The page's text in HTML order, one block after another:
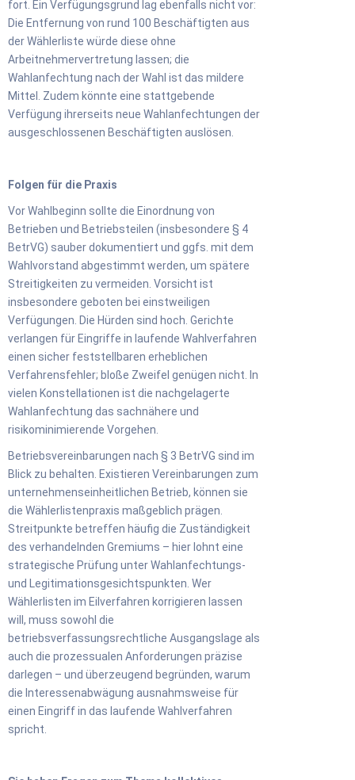
fort. Ein Verfügungsgrund lag ebenfalls nicht vor:
Die Entfernung von rund 100 Beschäftigten aus
der Wählerliste würde diese ohne
Arbeitnehmervertretung lassen; die
Wahlanfechtung nach der Wahl ist das mildere
Mittel. Zudem könnte eine stattgebende
Verfügung ihrerseits neue Wahlanfechtungen der
ausgeschlossenen Beschäftigten auslösen.
Folgen für die Praxis
Vor Wahlbeginn sollte die Einordnung von
Betrieben und Betriebsteilen (insbesondere § 4
BetrVG) sauber dokumentiert und ggfs. mit dem
Wahlvorstand abgestimmt werden, um spätere
Streitigkeiten zu vermeiden. Vorsicht ist
insbesondere geboten bei einstweiligen
Verfügungen. Die Hürden sind hoch. Gerichte
verlangen für Eingriffe in laufende Wahlverfahren
einen sicher feststellbaren erheblichen
Verfahrensfehler; bloße Zweifel genügen nicht. In
vielen Konstellationen ist die nachgelagerte
Wahlanfechtung das sachnähere und
risikominimierende Vorgehen.
Betriebsvereinbarungen nach § 3 BetrVG sind im
Blick zu behalten. Existieren Vereinbarungen zum
unternehmenseinheitlichen Betrieb, können sie
die Wählerlistenpraxis maßgeblich prägen.
Streitpunkte betreffen häufig die Zuständigkeit
des verhandelnden Gremiums – hier lohnt eine
strategische Prüfung unter Wahlanfechtungs-
und Legitimationsgesichtspunkten. Wer
Wählerlisten im Eilverfahren korrigieren lassen
will, muss sowohl die
betriebsverfassungsrechtliche Ausgangslage als
auch die prozessualen Anforderungen präzise
darlegen – und überzeugend begründen, warum
die Interessenabwägung ausnahmsweise für
einen Eingriff in das laufende Wahlverfahren
spricht.